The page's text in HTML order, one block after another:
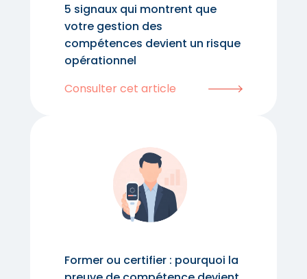
5 signaux qui montrent que
votre gestion des
compétences devient un risque
opérationnel
Consulter cet article
Former ou certifier : pourquoi la